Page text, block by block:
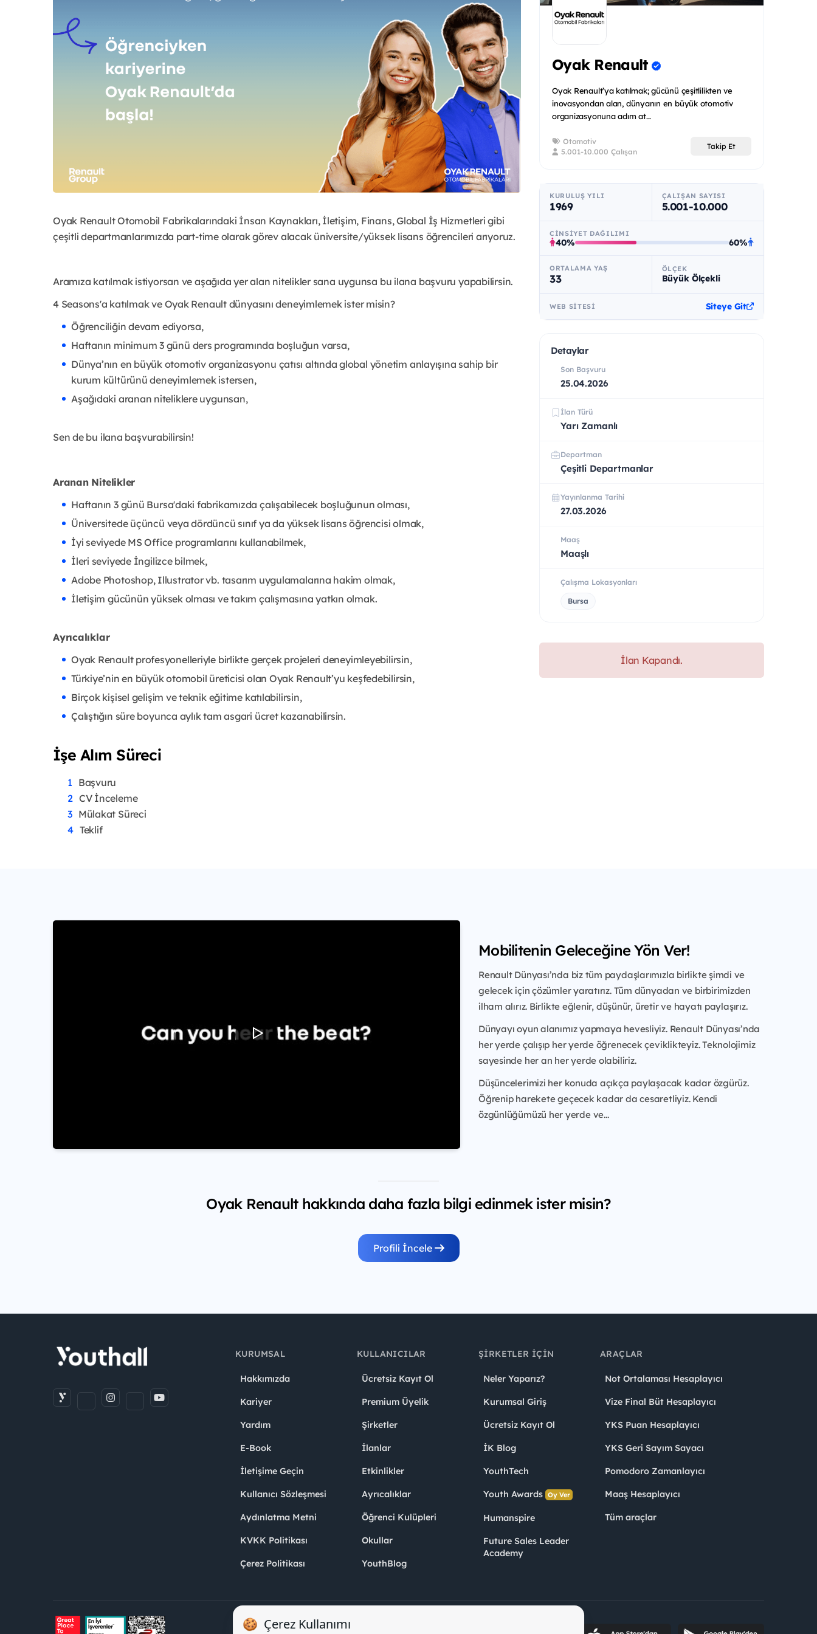
Oyak Renault Otomobil Fabrikalarındaki İnsan Kaynakları, İletişim, Finans, Global İş Hizmetleri gibi
çeşitli departmanlarımızda part-time olarak görev alacak üniversite/yüksek lisans öğrencileri arıyoruz.
Aramıza katılmak istiyorsan ve aşağıda yer alan nitelikler sana uygunsa bu ilana başvuru yapabilirsin.
4 Seasons'a katılmak ve Oyak Renault dünyasını deneyimlemek ister misin?
Öğrenciliğin devam ediyorsa,
Haftanın minimum 3 günü ders programında boşluğun varsa,
Dünya’nın en büyük otomotiv organizasyonu çatısı altında global yönetim anlayışına sahip bir
kurum kültürünü deneyimlemek istersen,
Aşağıdaki aranan niteliklere uygunsan,
Sen de bu ilana başvurabilirsin!
Aranan Nitelikler
Haftanın 3 günü Bursa'daki fabrikamızda çalışabilecek boşluğunun olması,
Üniversitede üçüncü veya dördüncü sınıf ya da yüksek lisans öğrencisi olmak,
İyi seviyede MS Office programlarını kullanabilmek,
İleri seviyede İngilizce bilmek,
Adobe Photoshop, Illustrator vb. tasarım uygulamalarına hakim olmak,
İletişim gücünün yüksek olması ve takım çalışmasına yatkın olmak.
Ayrıcalıklar
Oyak Renault profesyonelleriyle birlikte gerçek projeleri deneyimleyebilirsin,
Türkiye’nin en büyük otomobil üreticisi olan Oyak Renault’yu keşfedebilirsin,
Birçok kişisel gelişim ve teknik eğitime katılabilirsin,
Çalıştığın süre boyunca aylık tam asgari ücret kazanabilirsin.
İşe Alım Süreci
Başvuru
CV İnceleme
Mülakat Süreci
Teklif
Oyak Renault
Oyak Renault’ya katılmak; gücünü çeşitlilikten ve
inovasyondan alan, dünyanın en büyük otomotiv
organizasyonuna adım at...
Otomotiv
5.001-10.000 Çalışan
Takip Et
KURULUŞ YILI
1969
ÇALIŞAN SAYISI
5.001-10.000
CINSIYET DAĞILIMI
40% 60%
ORTALAMA YAŞ
33
ÖLÇEK
Büyük Ölçekli
WEB SITESI Siteye Git
Detaylar
Son Başvuru
25.04.2026
İlan Türü
Yarı Zamanlı
Departman
Çeşitli Departmanlar
Yayınlanma Tarihi
27.03.2026
Maaş
Maaşlı
Çalışma Lokasyonları
Bursa
İlan Kapandı.
Mobilitenin Geleceğine Yön Ver!
Renault Dünyası’nda biz tüm paydaşlarımızla birlikte şimdi ve
gelecek için çözümler yaratırız. Tüm dünyadan ve birbirimizden
ilham alırız. Birlikte eğlenir, düşünür, üretir ve hayatı paylaşırız.
Dünyayı oyun alanımız yapmaya hevesliyiz. Renault Dünyası’nda
her yerde çalışıp her yerde öğrenecek çeviklikteyiz. Teknolojimiz
sayesinde her an her yerde olabiliriz.
Düşüncelerimizi her konuda açıkça paylaşacak kadar özgürüz.
Öğrenip harekete geçecek kadar da cesaretliyiz. Kendi
özgünlüğümüzü her yerde ve...
Oyak Renault hakkında daha fazla bilgi edinmek ister misin?
Profili İncele
KURUMSAL
Hakkımızda
Kariyer
Yardım
E-Book
İletişime Geçin
Kullanıcı Sözleşmesi
Aydınlatma Metni
KVKK Politikası
Çerez Politikası
KULLANICILAR
Ücretsiz Kayıt Ol
Premium Üyelik
Şirketler
İlanlar
Etkinlikler
Ayrıcalıklar
Öğrenci Kulüpleri
Okullar
YouthBlog
ŞIRKETLER İÇIN
Neler Yaparız?
Kurumsal Giriş
Ücretsiz Kayıt Ol
İK Blog
YouthTech
Youth Awards Oy Ver
Humanspire
Future Sales Leader
Academy
ARAÇLAR
Not Ortalaması Hesaplayıcı
Vize Final Büt Hesaplayıcı
YKS Puan Hesaplayıcı
YKS Geri Sayım Sayacı
Pomodoro Zamanlayıcı
Maaş Hesaplayıcı
Tüm araçlar